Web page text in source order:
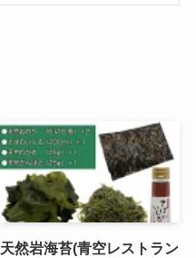
天然岩海苔(青空レストラン